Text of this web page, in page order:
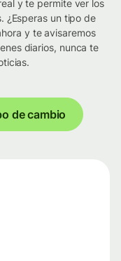
y te permite ver los
¿Esperas un tipo de
y te avisaremos
diarios, nunca te
de cambio